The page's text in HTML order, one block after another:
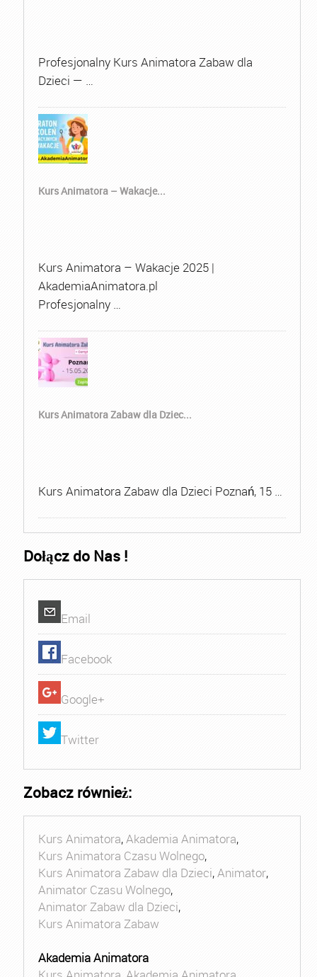
Profesjonalny Kurs Animatora Zabaw dla
Dzieci — …
Kurs Animatora – Wakacje...
Kurs Animatora – Wakacje 2025 |
AkademiaAnimatora.pl
Profesjonalny …
Kurs Animatora Zabaw dla Dziec...
Kurs Animatora Zabaw dla Dzieci Poznań, 15 …
Dołącz do Nas !
Email
Facebook
Google+
Twitter
Zobacz również:
Kurs Animatora,Akademia Animatora,
Kurs Animatora Czasu Wolnego,
Kurs Animatora Zabaw dla Dzieci,Animator,
Animator Czasu Wolnego,
Animator Zabaw dla Dzieci,
Kurs Animatora Zabaw
Akademia Animatora